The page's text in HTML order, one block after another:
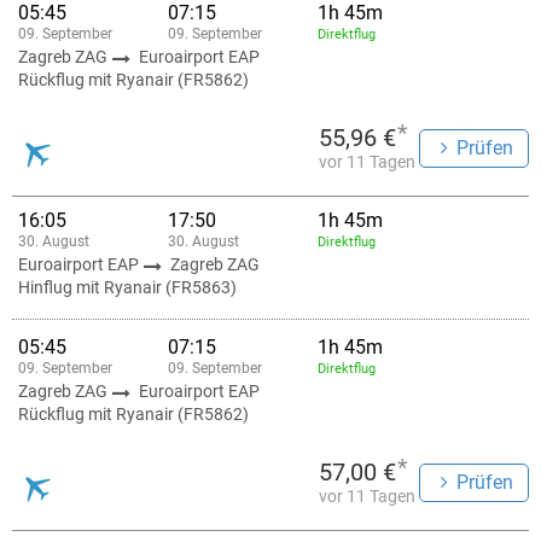
05:45
09. September
07:15
09. September
1h 45m
Direktflug
Zagreb ZAG
Euroairport EAP
Rückflug mit Ryanair (FR5862)
55,96 €*
vor 11 Tagen
Prüfen
16:05
30. August
17:50
30. August
1h 45m
Direktflug
Euroairport EAP
Zagreb ZAG
Hinflug mit Ryanair (FR5863)
05:45
09. September
07:15
09. September
1h 45m
Direktflug
Zagreb ZAG
Euroairport EAP
Rückflug mit Ryanair (FR5862)
57,00 €*
vor 11 Tagen
Prüfen